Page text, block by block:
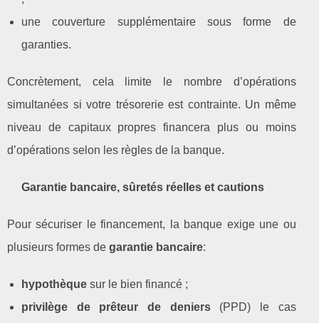
une couverture supplémentaire sous forme de
garanties.
Concrètement, cela limite le nombre d’opérations
simultanées si votre trésorerie est contrainte. Un même
niveau de capitaux propres financera plus ou moins
d’opérations selon les règles de la banque.
Garantie bancaire, sûretés réelles et cautions
Pour sécuriser le financement, la banque exige une ou
plusieurs formes de garantie bancaire:
hypothèque sur le bien financé ;
privilège de prêteur de deniers(PPD) le cas